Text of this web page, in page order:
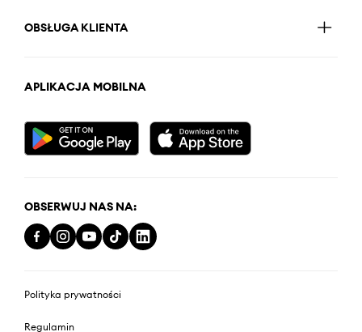
OBSŁUGA KLIENTA
APLIKACJA MOBILNA
OBSERWUJ NAS NA:
Polityka prywatności
Regulamin